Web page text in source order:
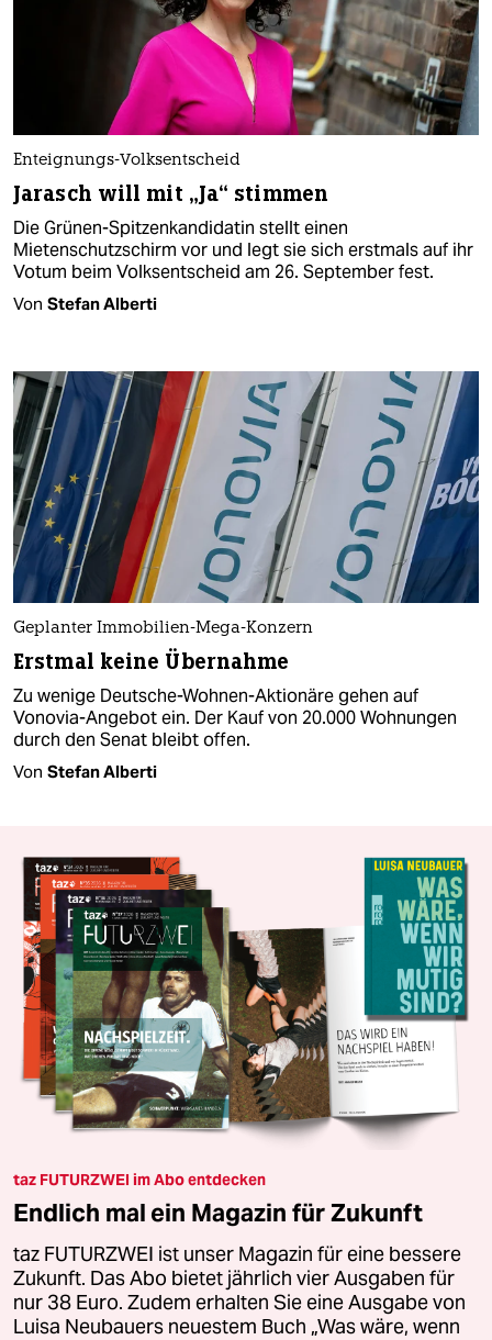
Enteignungs-Volksentscheid
Jarasch will mit „Ja“ stimmen
Die Grünen-Spitzenkandidatin stellt einen
Mietenschutzschirm vor und legt sie sich erstmals auf ihr
Votum beim Volksentscheid am 26. September fest.
Von Stefan Alberti
Geplanter Immobilien-Mega-Konzern
Erstmal keine Übernahme
Zu wenige Deutsche-Wohnen-Aktionäre gehen auf
Vonovia-Angebot ein. Der Kauf von 20.000 Wohnungen
durch den Senat bleibt offen.
Von Stefan Alberti
taz FUTURZWEI im Abo entdecken
Endlich mal ein Magazin für Zukunft
taz FUTURZWEI ist unser Magazin für eine bessere
Zukunft. Das Abo bietet jährlich vier Ausgaben für
nur 38 Euro. Zudem erhalten Sie eine Ausgabe von
Luisa Neubauers neuestem Buch „Was wäre, wenn